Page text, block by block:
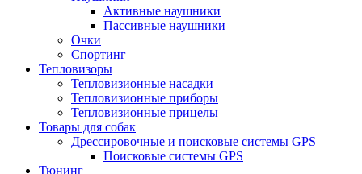
Активные наушники
Пассивные наушники
Очки
Спортинг
Тепловизоры
Тепловизионные насадки
Тепловизионные приборы
Тепловизионные прицелы
Товары для собак
Дрессировочные и поисковые системы GPS
Поисковые системы GPS
Тюнинг